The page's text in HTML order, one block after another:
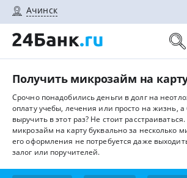
Ачинск
Получить микрозайм на
Срочно понадобились деньги в долг на
оплату учебы, лечения или просто на жизнь,
выручить в этот раз? Не стоит
микрозайм на карту буквально за несколько
его оформления не потребуется даже
залог или поручителей.